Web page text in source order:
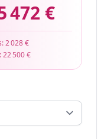
472 €
2 028 €
22 500 €